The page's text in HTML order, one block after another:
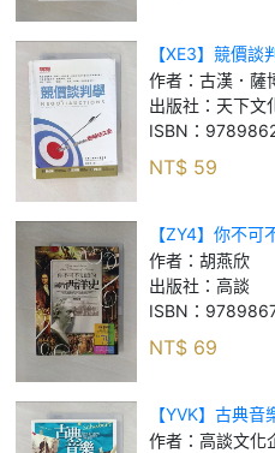
【XE3】競價
成交術_古漢．薩
作者： 古漢．薩
出版社： 天下文
ISBN：
NT$ 59
【ZY4】你不可
作者： 胡燕欣
出版社： 高談
ISBN：
NT$ 69
【YVK】古典
作者： 高談文化